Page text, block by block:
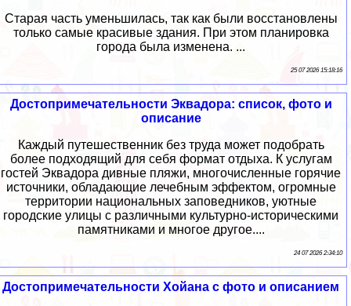
Старая часть уменьшилась, так как были восстановлены
только самые красивые здания. При этом планировка
города была изменена. ...
25 07 2026 15:18:16
Достопримечательности Эквадора: список, фото и
описание
Каждый путешественник без труда может подобрать
более подходящий для себя формат отдыха. К услугам
гостей Эквадора дивные пляжи, многочисленные горячие
источники, обладающие лечебным эффектом, огромные
территории национальных заповедников, уютные
городские улицы с различными культурно-историческими
памятниками и многое другое....
24 07 2026 2:34:10
Достопримечательности Хойана с фото и описанием